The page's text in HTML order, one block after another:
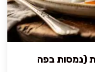
(נמסות בפה